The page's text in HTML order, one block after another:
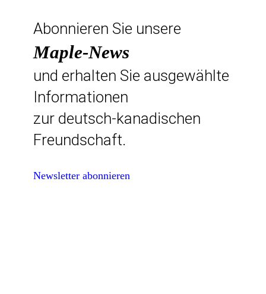
Abonnieren Sie unsere
Maple-News
und erhalten Sie ausgewählte
Informationen
zur deutsch-kanadischen
Freundschaft.
Newsletter abonnieren